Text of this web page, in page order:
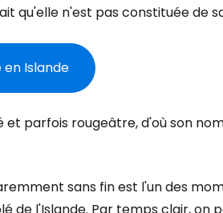
qu'elle n'est pas constituée de
Islande
parfois rougeâtre, d'où son
sans fin est l'un des